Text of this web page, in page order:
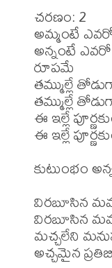
చరణం: 2
అమ్మంటే
అన్నంటే
రూపమే
తమ్ముల్లే
తమ్ముల్లే
ఈ ఇల్లే
ఈ ఇల్లే
కుటుంభం
విరబూసిన
విరబూసిన
మచ్చలేని
అచ్చమైన